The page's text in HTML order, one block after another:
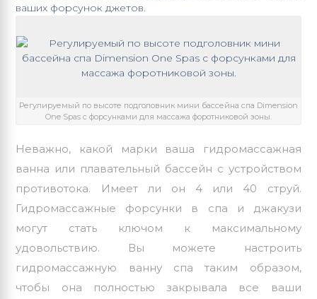
ваших форсунок джетов.
Регулируемый по высоте подголовник мини бассейна спа Dimension
One Spas с форсунками для массажа форотниковой зоны.
Неважно, какой марки ваша гидромассажная
ванна или плавательный бассейн с устройством
противотока. Имеет ли он 4 или 40 струй.
Гидромассажные форсунки в спа и джакузи
могут стать ключом к максимальному
удовольствию. Вы можете настроить
гидромассажную ванну спа таким образом,
чтобы она полностью закрывала все ваши